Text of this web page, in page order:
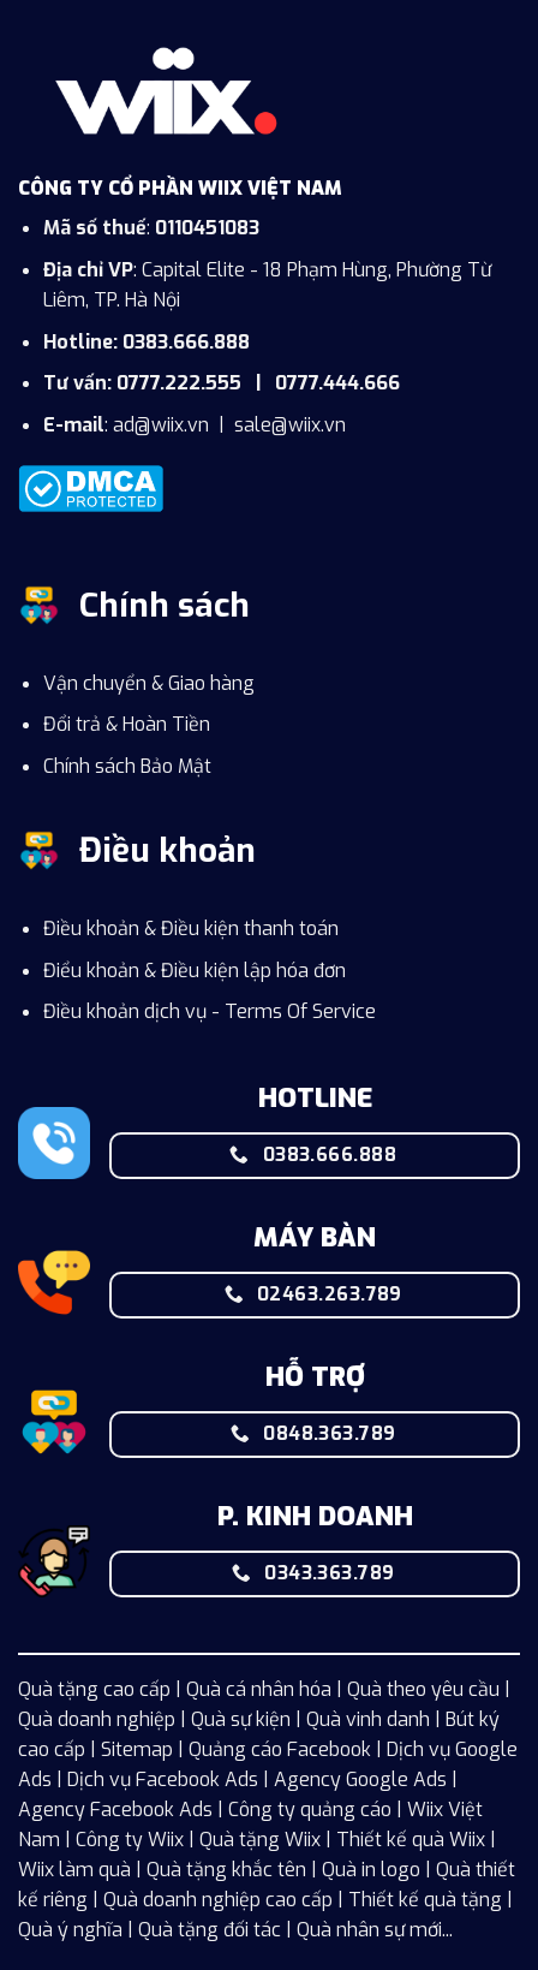
CÔNG TY CỔ PHẦN WIIX VIỆT NAM
Mã số thuế: 0110451083
Địa chỉ VP: Capital Elite - 18 Phạm Hùng, Phường Từ
Liêm, TP. Hà Nội
Hotline: 0383.666.888
Tư vấn: 0777.222.555 | 0777.444.666
E-mail: ad@wiix.vn | sale@wiix.vn
Chính sách
Vận chuyển & Giao hàng
Đổi trả & Hoàn Tiền
Chính sách Bảo Mật
Điều khoản
Điều khoản & Điều kiện thanh toán
Điểu khoản & Điều kiện lập hóa đơn
Điều khoản dịch vụ - Terms Of Service
HOTLINE
0383.666.888
MÁY BÀN
02463.263.789
HỖ TRỢ
0848.363.789
P. KINH DOANH
0343.363.789
Quà tặng cao cấp | Quà cá nhân hóa | Quà theo yêu cầu |
Quà doanh nghiệp | Quà sự kiện | Quà vinh danh | Bút ký
cao cấp | Sitemap | Quảng cáo Facebook | Dịch vụ Google
Ads
Dịch vụ Facebook Ads | Agency Google Ads |
Agency Facebook Ads | Công ty quảng cáo | WiixViệt
Nam | Công ty Wiix | Quà tặng Wiix | Thiết kế quà Wiix |
Wiix làm quà | Quà tặng khắc tên | Quà in logo | Quà thiết
kế riêng | Quà doanh nghiệp cao cấp | Thiết kế quà tặng |
Quà ý nghĩa | Quà tặng đối tác | Quà nhân sự mới...